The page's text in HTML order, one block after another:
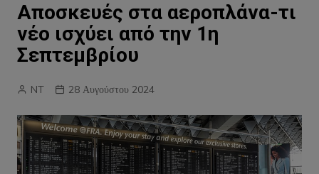
Αποσκευές στα αεροπλάνα-τι
νέο ισχύει από την 1η
Σεπτεμβρίου
NT 28 Αυγούστου 2024